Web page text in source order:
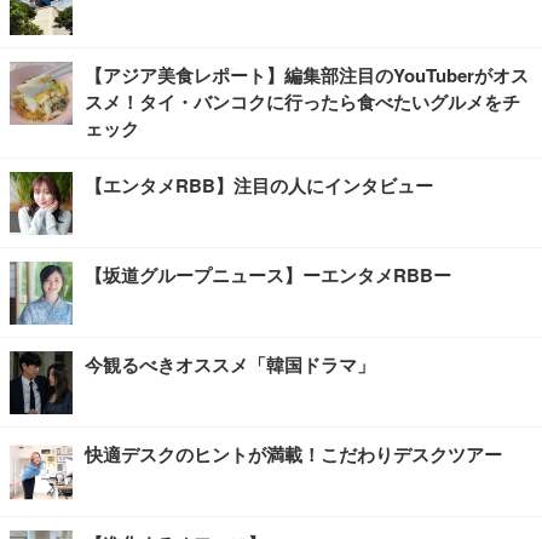
【アジア美食レポート】編集部注目のYouTuberがオス
スメ！タイ・バンコクに行ったら食べたいグルメをチ
ェック
【エンタメRBB】注目の人にインタビュー
【坂道グループニュース】ーエンタメRBBー
今観るべきオススメ「韓国ドラマ」
快適デスクのヒントが満載！こだわりデスクツアー